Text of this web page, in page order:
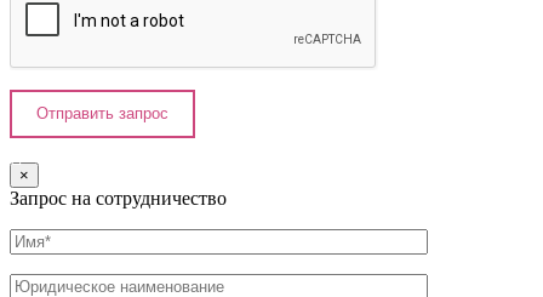
×
Запрос на сотрудничество